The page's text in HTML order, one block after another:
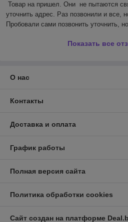
Товар на пришел. Они  не пытаются
уточнить адрес. Раз позвонили и все,
Пробовали сами позвонить уточнить,
Показать все
О нас
Контакты
Доставка и оплата
График работы
Полная версия сайта
Политика обработки cookies
Сайт создан на платформе